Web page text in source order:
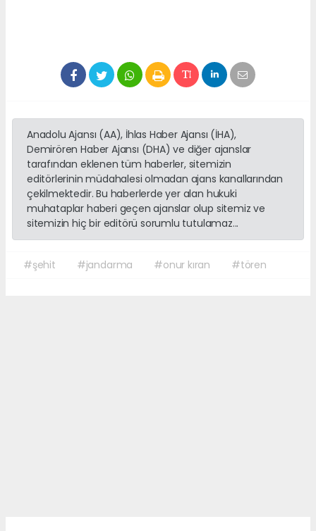
Anadolu Ajansı (AA), İhlas Haber Ajansı (İHA),
Demirören Haber Ajansı (DHA) ve diğer ajanslar
tarafından eklenen tüm haberler, sitemizin
editörlerinin müdahalesi olmadan ajans kanallarından
çekilmektedir. Bu haberlerde yer alan hukuki
muhataplar haberi geçen ajanslar olup sitemiz ve
sitemizin hiç bir editörü sorumlu tutulamaz...
#şehit #jandarma #onur kıran #tören